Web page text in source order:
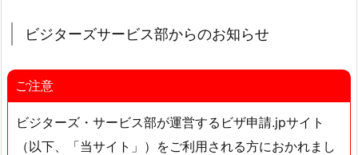
ビジターズサービス部からのお知らせ
ご注意
ビジターズ・サービス部が運営するビザ申請.jpサイト
（以下、「当サイト」）をご利用される方におかれまし